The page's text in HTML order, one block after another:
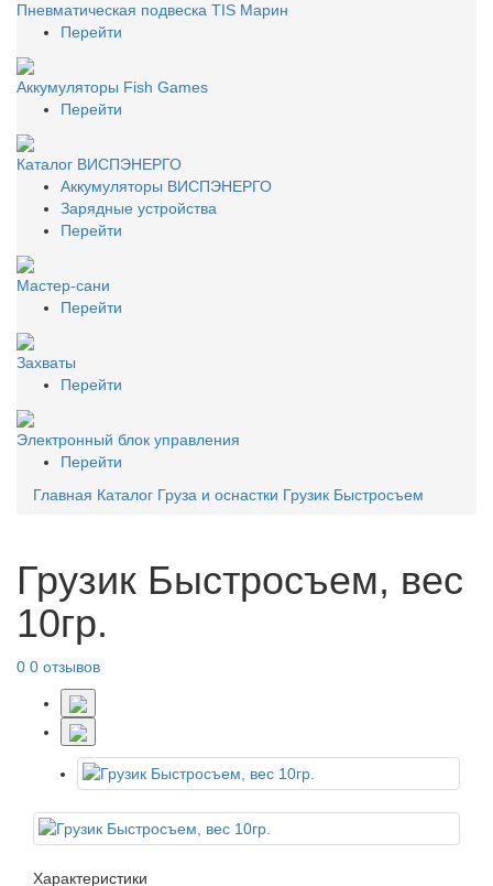
Пневматическая подвеска TIS Марин
Перейти
Аккумуляторы Fish Games
Перейти
Каталог ВИСПЭНЕРГО
Аккумуляторы ВИСПЭНЕРГО
Зарядные устройства
Перейти
Мастер-сани
Перейти
Захваты
Перейти
Электронный блок управления
Перейти
Главная Каталог Груза и оснастки Грузик Быстросъем
Грузик Быстросъем, вес
10гр.
0 0 отзывов
Характеристики